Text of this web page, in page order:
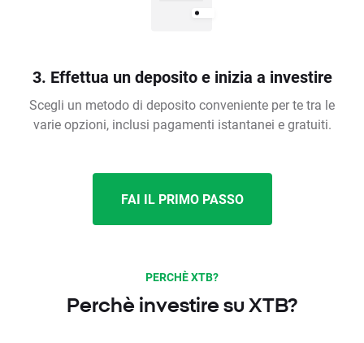
3. Effettua un deposito e inizia a investire
Scegli un metodo di deposito conveniente per te tra le
varie opzioni, inclusi pagamenti istantanei e gratuiti.
FAI IL PRIMO PASSO
PERCHÈ XTB?
Perchè investire su XTB?